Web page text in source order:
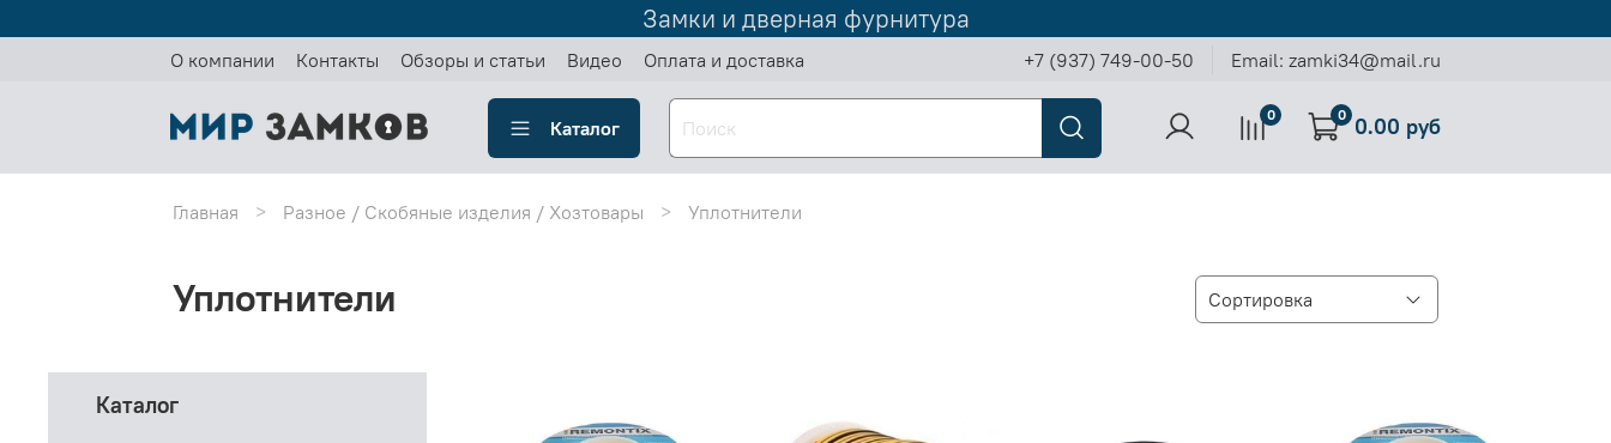
Замки и дверная фурнитура
О компании Контакты Обзоры и статьи Видео Оплата и доставка +7 (937) 749-00-50 Email: zamki34@mail.ru
Каталог
0 0 0.00 руб
Главная Разное / Скобяные изделия / Хозтовары Уплотнители
Уплотнители
Каталог